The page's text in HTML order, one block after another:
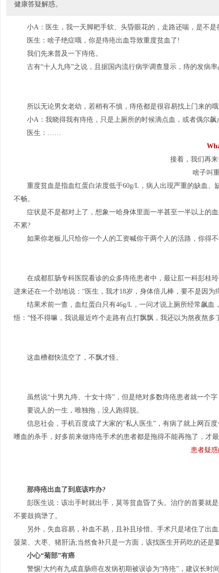
健康答疑解惑。
小A：医生，我一天脚耙手软、头昏眼花的，走路还喘，是不是
医生：啥子绝症哦，你是痔疮出血导致重度贫血了!
我们先来普及一下痔疮。
古有“十人九痔”之说，且据国内流行病学调查显示，痔的发病
所以无论男女老幼，若稍有不慎，痔疮都是很容易找上门来的
小A：我晓得我有痔疮，只是上厕所的时候滴点血，或者偶尔飙
医生：……
接着，我们再
啥子叫
重度贫血是指血红蛋白浓度低于60g/L，病人出现严重的缺血
不畅。
症状是不是都对上了，想象一哈身体里面一半甚至一半以上的
不累?
如果你老板儿只给你一个人的工资喊你干两个人的活路，你得
在成都肛肠专科医院看诊的众多痔疮患者中，最让肛一科彭桂
进来还在一个劲地说：“医生，我才18岁，身体倍儿棒，要不是因为
结果术前一查，血红蛋白只有46g/L，一问才说上厕所经常飙
悟：“怪不得嘛，我说最近咋个走路有点打飘飘，我还以为熬夜熬多
这血槽都快流空了，不飘才怪。
虽然说“十男九痔、十女十痔”，但是绝对多数痔疮患者就一个
要说人的一生，唯独拖，没人跑得脱。
信息社会，手机百度成了大家的“私人医生”，有病了就上网百
嗜血的杀手，好多前来做痔疮手术的患者都是拖得不能再拖了，才
患者疑
那痔疮出血了到底该咋办?
彭医生说：该出手时就出手，莫等贫血昏了头。治疗的首要就
不要鼓捣犟了。
另外，失血容易，补血不易，且补且珍惜。手术只是堵住了出
菠菜、大枣、猪肝汤;当然食补只是一方面，该找医生开药吃的还是
小心“菊部”有癌
警惕!大约有九成直肠癌在发病初期被误诊为“痔疮”，建议长